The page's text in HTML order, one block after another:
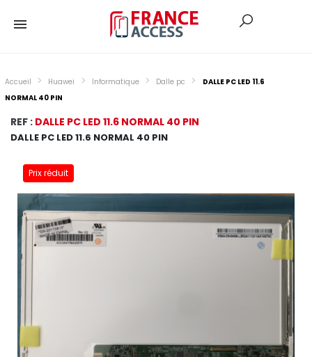
Accueil Huawei Informatique Dalle pc
DALLE PC LED 11.6
NORMAL 40 PIN
REF : DALLE PC LED 11.6 NORMAL 40 PIN
DALLE PC LED 11.6 NORMAL 40 PIN
Prix réduit